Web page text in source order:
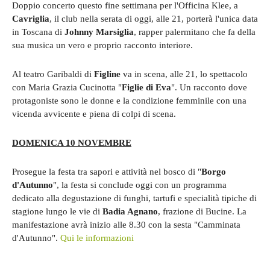
Doppio concerto questo fine settimana per l'Officina Klee, a
Cavriglia, il club nella serata di oggi, alle 21, porterà l'unica data
in Toscana di Johnny Marsiglia, rapper palermitano che fa della
sua musica un vero e proprio racconto interiore.
Al teatro Garibaldi di Figline va in scena, alle 21, lo spettacolo
con Maria Grazia Cucinotta "Figlie di Eva". Un racconto dove
protagoniste sono le donne e la condizione femminile con una
vicenda avvicente e piena di colpi di scena.
DOMENICA 10 NOVEMBRE
Prosegue la festa tra sapori e attività nel bosco di "Borgo
d'Autunno", la festa si conclude oggi con un programma
dedicato alla degustazione di funghi, tartufi e specialità tipiche di
stagione lungo le vie di Badia Agnano, frazione di Bucine. La
manifestazione avrà inizio alle 8.30 con la sesta "Camminata
d'Autunno". Qui le informazioni